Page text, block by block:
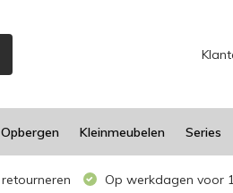
Opbergen Kleinmeubelen Series
Op werkdagen voor